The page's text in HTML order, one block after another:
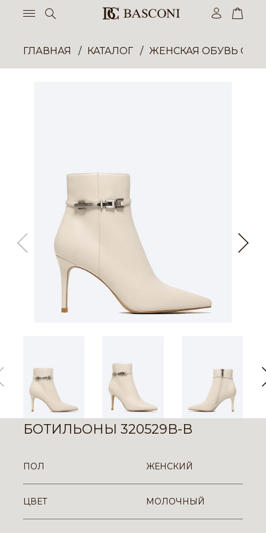
ГЛАВНАЯ КАТАЛОГ ЖЕНСКАЯ ОБУВЬ
БОТИЛЬОНЫ 320529B-B
ПОЛ ЖЕНСКИЙ
ЦВЕТ МОЛОЧНЫЙ